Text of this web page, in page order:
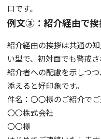
口です。
例文③：紹介経由で挨
紹介経由の挨拶は共通の
い型で、初対面でも警戒
紹介者への配慮を示しつ
添えると好印象です。
件名：〇〇様のご紹介で
〇〇株式会社
〇〇様